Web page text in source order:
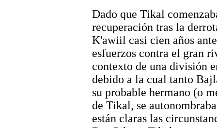
Dado que Tikal
recuperación tras la
K'awiil casi cien años
esfuerzos contra el gran
contexto de una división
debido a la cual tanto
su probable hermano (o
de Tikal, se
están claras las